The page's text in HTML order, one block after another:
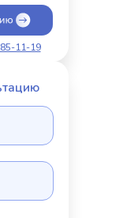
11-19